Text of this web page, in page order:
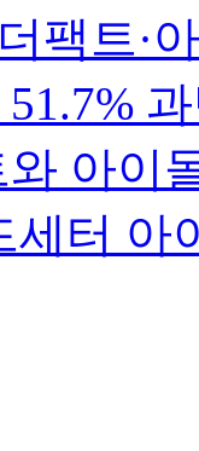
더팩트·
아이
세터 아